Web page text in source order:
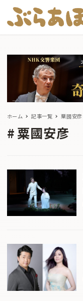
ホーム 記事一覧 粟國安彦
粟國安彦